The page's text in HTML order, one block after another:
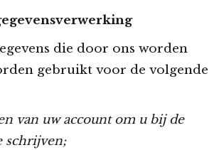
die door ons worden
gebruikt voor de volgende
van uw account om u bij de
schrijven;